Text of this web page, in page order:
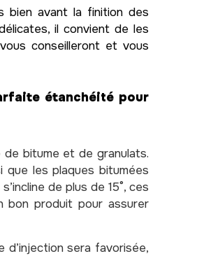
bien avant la finition des
il convient de les
conseilleront et vous
étanchéité pour
bitume et de granulats.
que les plaques bitumées
de plus de 15°, ces
bon produit pour assurer
d’injection sera favorisée,